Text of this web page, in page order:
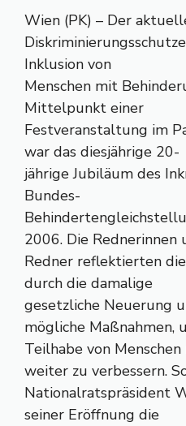
Wien (PK) – Der
Inklusion von
Menschen mit
Mittelpunkt einer
Festveranstaltung im
war das diesjährige 20-
jährige Jubiläum des
Bundes-
2006. Die Rednerinnen
Redner reflektierten
durch die damalige
gesetzliche Neuerung
mögliche Maßnahmen,
Teilhabe von
weiter zu verbessern.
Nationalratspräsident
seiner Eröffnung die